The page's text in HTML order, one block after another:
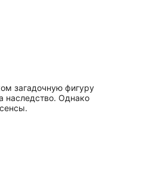
загадочную фигуру
наследство. Однако